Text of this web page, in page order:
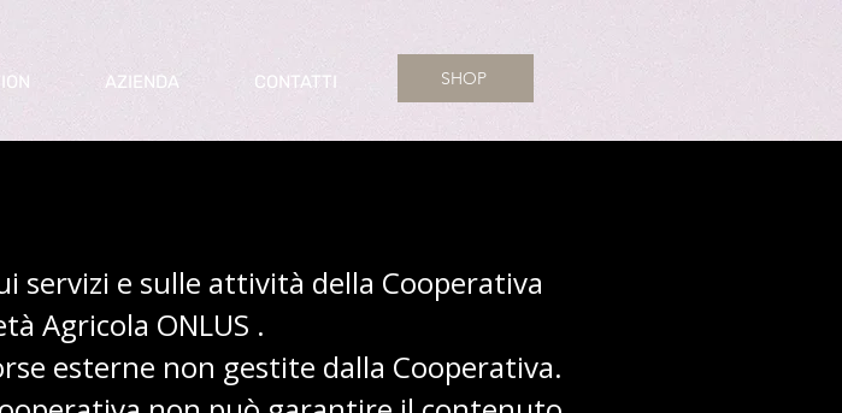
AZIENDA CONTATTI SHOP
servizi e sulle attività della Cooperativa
Agricola ONLUS .
esterne non gestite dalla Cooperativa.